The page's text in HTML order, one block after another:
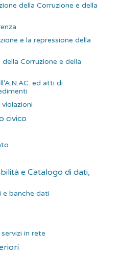
della Corruzione e della
e la repressione della
Corruzione e della
ed atti di
civico
e Catalogo di dati,
banche dati
in rete